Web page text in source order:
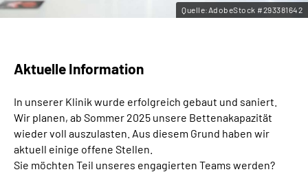
Quelle:AdobeStock #293381642
Aktuelle Information
In unserer Klinik wurde erfolgreich gebaut und saniert.
Wir planen, ab Sommer 2025 unsere Bettenakapazität
wieder voll auszulasten. Aus diesem Grund haben wir
aktuell einige offene Stellen.
Sie möchten Teil unseres engagierten Teams werden?